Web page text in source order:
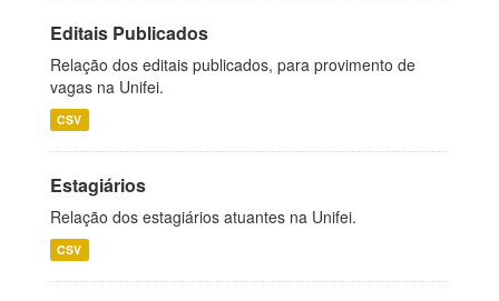
Editais Publicados
Relação dos editais publicados, para provimento de
vagas na Unifei.
CSV
Estagiários
Relação dos estagiários atuantes na Unifei.
CSV